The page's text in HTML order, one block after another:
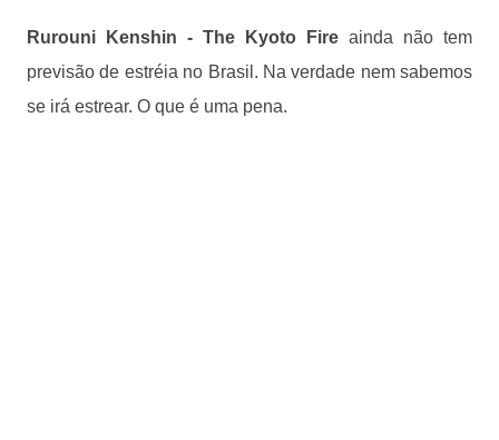
Rurouni Kenshin - The Kyoto Fire ainda não tem
previsão de estréia no Brasil. Na verdade nem sabemos
se irá estrear. O que é uma pena.